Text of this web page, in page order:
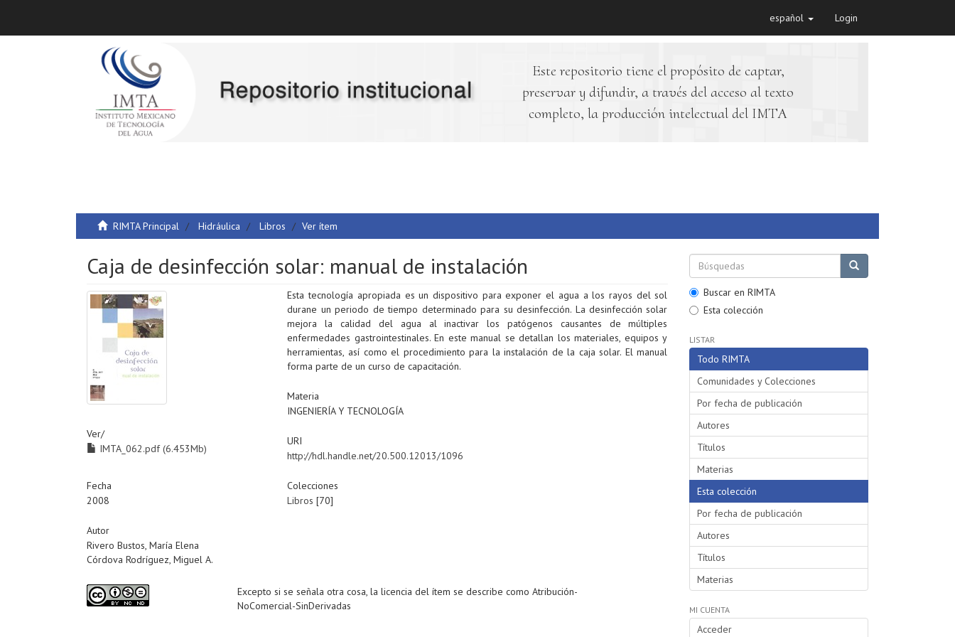
español Login
Este repositorio tiene el propósito de captar,
preservar y difundir, a través del acceso al texto
completo, la producción intelectual del IMTA
RIMTA Principal Hidráulica Libros Ver ítem
Caja de desinfección solar: manual de instalación
Ver/
IMTA_062.pdf (6.453Mb)
Fecha
2008
Autor
Rivero Bustos, María Elena
Córdova Rodríguez, Miguel A.
Esta tecnología apropiada es un dispositivo para exponer el agua a los rayos del sol
durane un periodo de tiempo determinado para su desinfección. La desinfección solar
mejora la calidad del agua al inactivar los patógenos causantes de múltiples
enfermedades gastrointestinales. En este manual se detallan los materiales, equipos y
herramientas, así como el procedimiento para la instalación de la caja solar. El manual
forma parte de un curso de capacitación.
Materia
INGENIERÍA Y TECNOLOGÍA
URI
http://hdl.handle.net/20.500.12013/1096
Colecciones
Libros [70]
Excepto si se señala otra cosa, la licencia del ítem se describe como Atribución-
NoComercial-SinDerivadas
Buscar en RIMTA
Esta colección
LISTAR
Todo RIMTA
Comunidades y Colecciones
Por fecha de publicación
Autores
Títulos
Materias
Esta colección
Por fecha de publicación
Autores
Títulos
Materias
MI CUENTA
Acceder